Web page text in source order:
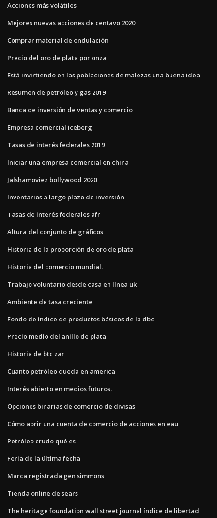
Acciones más volátiles
Mejores nuevas acciones de centavo 2020
Comprar material de ondulación
Precio del oro de plata por onza
Está invirtiendo en las poblaciones de malezas una buena idea
Resumen de petróleo y gas 2019
Banca de inversión de ventas y comercio
Empresa comercial iceberg
Tasas de interés federales 2019
Iniciar una empresa comercial en china
Jalshamoviez bollywood 2020
Inventarios a largo plazo de inversión
Tasas de interés federales afr
Altura del conjunto de gráficos
Historia de la proporción de oro de plata
Historia del comercio mundial.
Trabajo voluntario desde casa en línea uk
Ambiente de tasa creciente
Fondo de índice de productos básicos de la dbc
Precio medio del anillo de plata
Historia de btc zar
Cuanto petróleo queda en america
Interés abierto en medios futuros.
Opciones binarias de comercio de divisas
Cómo abrir una cuenta de comercio de acciones en eau
Petróleo crudo qué es
Feria de la última fecha
Marca registrada gen simmons
Tienda online de sears
The heritage foundation wall street journal índice de libertad